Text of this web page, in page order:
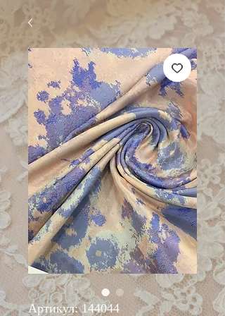
Артикул: 144044